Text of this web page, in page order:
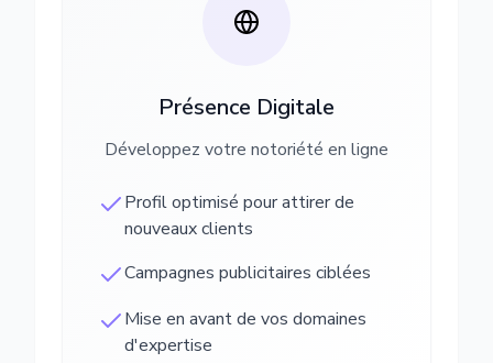
Présence Digitale
Développez votre notoriété en ligne
Profil optimisé pour attirer de
nouveaux clients
Campagnes publicitaires ciblées
Mise en avant de vos domaines
d'expertise